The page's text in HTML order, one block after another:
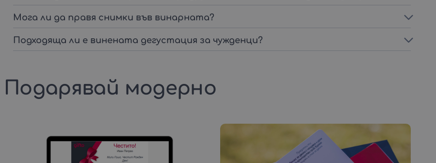
Мога ли да правя снимки във винарната?
Подходяща ли е винената дегустация за чужденци?
Подарявай модерно